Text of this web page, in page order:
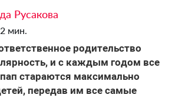
Русакова
мин.
родительство
и с каждым годом все
стараются максимально
передав им все самые